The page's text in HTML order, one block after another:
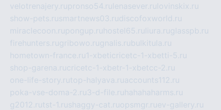
velotrenajery.rupronso54.ru lenasever.ru lovinskix.ru
show-pets.rusmartnews03.rudiscofoxworld.ru
miraclecoon.rupongup.ru hostel65.ru liura.ruglasspb.ru
firehunters.rugribowo.rugnalis.rubulkitula.ru
hometown-france.ru1-xbeticricetc-1-xbetti-5.ru
shop-garena.rucricetc-1-xbetr-1-xbetcc-2.ru
one-life-story.rutop-halyava.ruaccounts112.ru
poka-vse-doma-2.ru3-d-file.ru hahahaharms.ru
g2012.rutst-1.rushaggy-cat.ruopsmgr.ruev-gallery.ru